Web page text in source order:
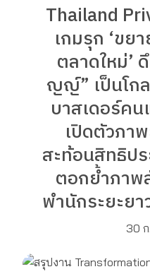
Thailand
เกมรุก ‘ขย
ตลาดใหม่’
ญญ์” เป็นโก
บาสเดอร์ค
เปิดตัวภา
สะท้อนสิทธิป
ตอกย้ำภา
พำนักระยะย
30